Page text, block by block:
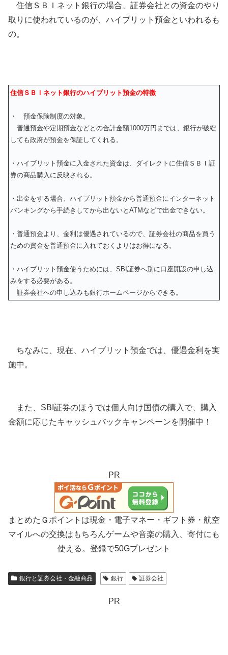
住信ＳＢＩネット銀行の場合、証券会社との資金のやり
取りに使われているのが、ハイブリット預金といわれるも
の。
住信ＳＢＩネット銀行のハイブリット預金の特徴
・ 預金保険制度の対象。
普通預金や定期預金などとの合計金額1000万円までは、銀行が破綻
しても政府が預金を保証してくれる。
・ハイブリット預金に入金された資金は、ダイレクトに住信ＳＢＩ証
券の商品購入に反映される。
・出金をする場合、ハイブリット預金から普通預金にインターネット
バンキングから手続きしてから出ないとATMなどで出金できない。
・普通預金より、金利は優遇されているので、証券会社の商品を買う
ための資金を普通預金に入れておくよりはお得になる。
・ハイブリット預金使うためには、SBI証券へ別に口座開設の申し込
みをする必要がある。
証券会社への申し込みも銀行ホームページからできる。
ちなみに、現在、ハイブリット預金では、優遇金利を実
施中。
また、SBI証券のほうでは個人向け国債の購入で、購入
金額に応じたキャッシュバックキャンペーンを開催中！
PR
まとめたＧポイントは現金・電子マネー・ギフト券・航空
マイルへの交換はもちろんゲームや音楽の購入、寄付にも
使える。登録で50Gプレゼント
銀行と証券会社・金融商品 銀行 証券会社
PR